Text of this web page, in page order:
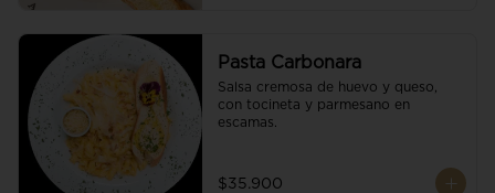
Pasta Carbonara
Salsa cremosa de huevo y queso,
con tocineta y parmesano en
escamas.
$35.900